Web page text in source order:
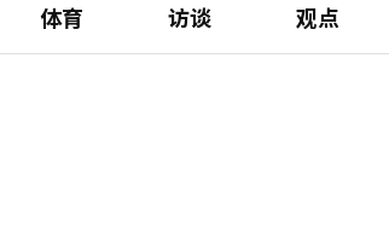
体育 访谈 观点